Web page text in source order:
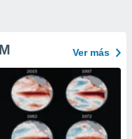
Ver más